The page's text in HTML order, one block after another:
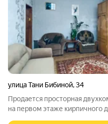
улица Тани Бибиной,34
Продается просторная
на первом этаже кирпичного